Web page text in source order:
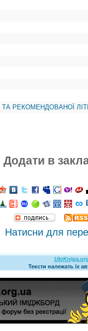
РЕКОМЕНДОВАНОЇ
Додати в
Тексти належать їх